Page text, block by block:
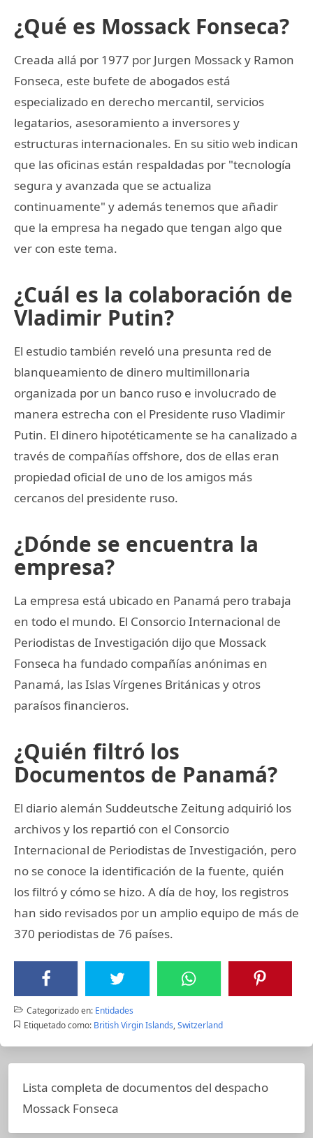
¿Qué es Mossack Fonseca?
Creada allá por 1977 por Jurgen Mossack y Ramon
Fonseca, este bufete de abogados está
especializado en derecho mercantil, servicios
legatarios, asesoramiento a inversores y
estructuras internacionales. En su sitio web indican
que las oficinas están respaldadas por "tecnología
segura y avanzada que se actualiza
continuamente" y además tenemos que añadir
que la empresa ha negado que tengan algo que
ver con este tema.
¿Cuál es la colaboración de
Vladimir Putin?
El estudio también reveló una presunta red de
blanqueamiento de dinero multimillonaria
organizada por un banco ruso e involucrado de
manera estrecha con el Presidente ruso Vladimir
Putin. El dinero hipotéticamente se ha canalizado a
través de compañías offshore, dos de ellas eran
propiedad oficial de uno de los amigos más
cercanos del presidente ruso.
¿Dónde se encuentra la
empresa?
La empresa está ubicado en Panamá pero trabaja
en todo el mundo. El Consorcio Internacional de
Periodistas de Investigación dijo que Mossack
Fonseca ha fundado compañías anónimas en
Panamá, las Islas Vírgenes Británicas y otros
paraísos financieros.
¿Quién filtró los
Documentos de Panamá?
El diario alemán Suddeutsche Zeitung adquirió los
archivos y los repartió con el Consorcio
Internacional de Periodistas de Investigación, pero
no se conoce la identificación de la fuente, quién
los filtró y cómo se hizo. A día de hoy, los registros
han sido revisados por un amplio equipo de más de
370 periodistas de 76 países.
Categorizado en: Entidades
Etiquetado como: British Virgin Islands,Switzerland
Lista completa de documentos del despacho
Mossack Fonseca